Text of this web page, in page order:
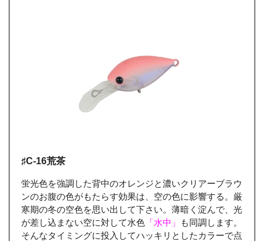
♯C-16荒茶
蛍光色を強調した背中のオレンジと濃いクリアーブラウ
ンのお腹の色がもたらす効果は、空の色に影響する。厳
寒期の冬の空色を思い出して下さい。薄暗く淀んで、光
が差し込まない空に対して水色 「水中」
も同調します。
そんなタイミングに投入してハッキリとしたカラーで点